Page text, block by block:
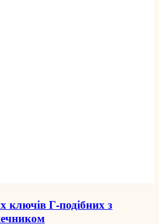
ключів Г-подібних з